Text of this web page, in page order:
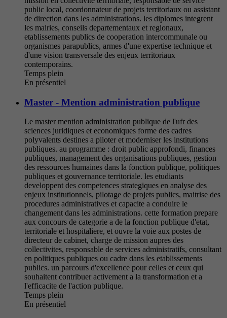
public local, coordonnateur de projets territoriaux ou assistant
de direction dans les administrations. les diplomes integrent
les mairies, conseils departementaux et regionaux,
etablissements publics de cooperation intercommunale ou
organismes parapublics, armes d'une expertise technique et
d'une vision transversale des enjeux territoriaux
contemporains.
Temps plein
En présentiel
Master - Mention administration publique
Le master mention administration publique de l'ufr des
sciences juridiques et economiques forme des cadres
polyvalents destines a piloter et moderniser les institutions
publiques. au programme : droit public approfondi, finances
publiques, management des organisations publiques, gestion
des ressources humaines dans la fonction publique, politiques
publiques et gouvernance territoriale. les etudiants
developpent des competences strategiques en analyse des
enjeux institutionnels, pilotage de projets publics, maitrise des
procedures administratives et capacite a conduire le
changement dans les administrations. cette formation prepare
aux concours de categorie a de la fonction publique d'etat,
territoriale et hospitaliere, et ouvre la voie aux postes de
directeur de cabinet, charge de mission aupres des
collectivites, responsable de services administratifs, consultant
en politiques publiques ou cadre dans les etablissements
publics. un parcours d'excellence pour celles et ceux qui
souhaitent contribuer activement a la transformation et a
l'efficacite de l'action publique.
Temps plein
En présentiel